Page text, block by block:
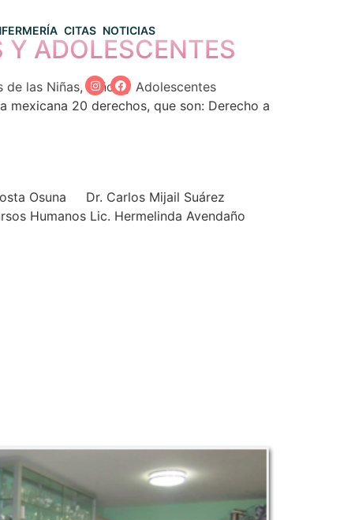
CITAS NOTICIAS
Y ADOLESCENTES
las Niñas, Niños y Adolescentes
20 derechos, que son: Derecho a
Osuna Dr. Carlos Mijail Suárez
Humanos Lic. Hermelinda Avendaño